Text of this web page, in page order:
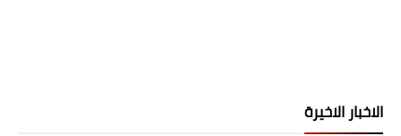
الاخبار الاخيرة